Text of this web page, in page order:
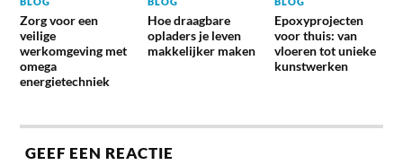
Zorg voor een
veilige
werkomgeving met
omega
energietechniek
Hoe draagbare
opladers je leven
makkelijker maken
Epoxyprojecten
voor thuis: van
vloeren tot unieke
kunstwerken
GEEF EEN REACTIE